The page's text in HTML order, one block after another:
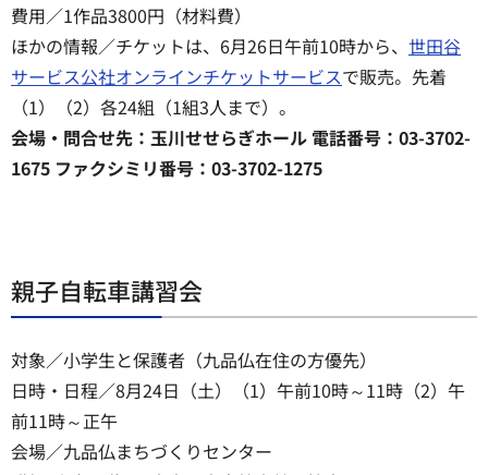
費用／1作品3800円（材料費）
ほかの情報／チケットは、6月26日午前10時から、 世田谷
サービス公社オンラインチケットサービスで販売。先着
（1）（2）各24組（1組3人まで）。
会場・問合せ先：玉川せせらぎホール 電話番号：03-3702-
1675 ファクシミリ番号：03-3702-1275
親子自転車講習会
対象／小学生と保護者（九品仏在住の方優先）
日時・日程／8月24日（土）（1）午前10時～11時（2）午
前11時～正午
会場／九品仏まちづくりセンター